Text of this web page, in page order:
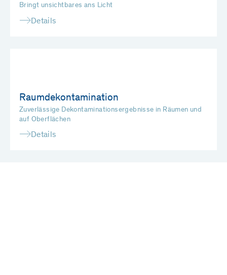
Bringt unsichtbares ans Licht
Details
Raumdekontamination
Zuverlässige Dekontaminationsergebnisse in Räumen und
auf Oberflächen
Details